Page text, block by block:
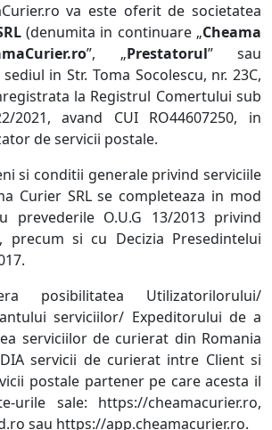
va este oferit de societatea
(denumita in continuare „Cheama
”, „Prestatorul” sau
sediul in Str. Toma Socolescu, nr. 23C,
la Registrul Comertului sub
2021, avand CUI RO44607250, in
de servicii postale.
si conditii generale privind serviciile
Curier SRL se completeaza in mod
prevederile O.U.G 13/2013 privind
precum si cu Decizia Presedintelui
posibilitatea Utilizatorilorului/
serviciilor/ Expeditorului de a
serviciilor de curierat din Romania
servicii de curierat intre Client si
postale partener pe care acesta il
urile sale: https://cheamacurier.ro,
sau https://app.cheamacurier.ro.